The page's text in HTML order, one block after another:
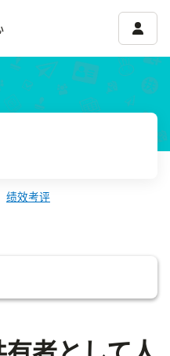
账号
绩效考评